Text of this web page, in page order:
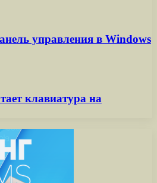
управления в Windows
клавиатура на